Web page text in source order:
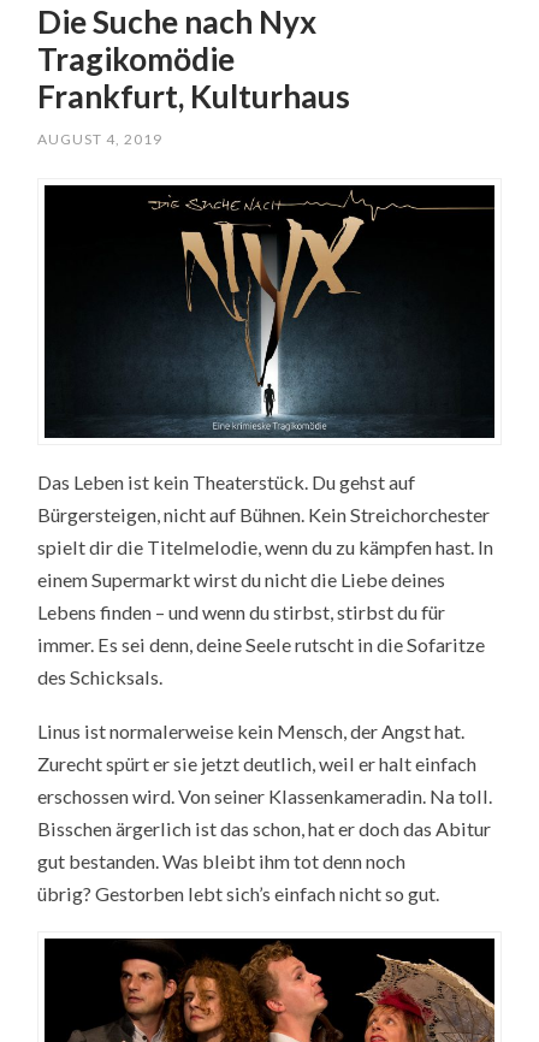
Die Suche nach Nyx
Tragikomödie
Frankfurt, Kulturhaus
AUGUST 4, 2019
Das Leben ist kein Theaterstück. Du gehst auf
Bürgersteigen, nicht auf Bühnen. Kein Streichorchester
spielt dir die Titelmelodie, wenn du zu kämpfen hast. In
einem Supermarkt wirst du nicht die Liebe deines
Lebens finden – und wenn du stirbst, stirbst du für
immer. Es sei denn, deine Seele rutscht in die Sofaritze
des Schicksals.
Linus ist normalerweise kein Mensch, der Angst hat.
Zurecht spürt er sie jetzt deutlich, weil er halt einfach
erschossen wird. Von seiner Klassenkameradin. Na toll.
Bisschen ärgerlich ist das schon, hat er doch das Abitur
gut bestanden. Was bleibt ihm tot denn noch
übrig? Gestorben lebt sich’s einfach nicht so gut.